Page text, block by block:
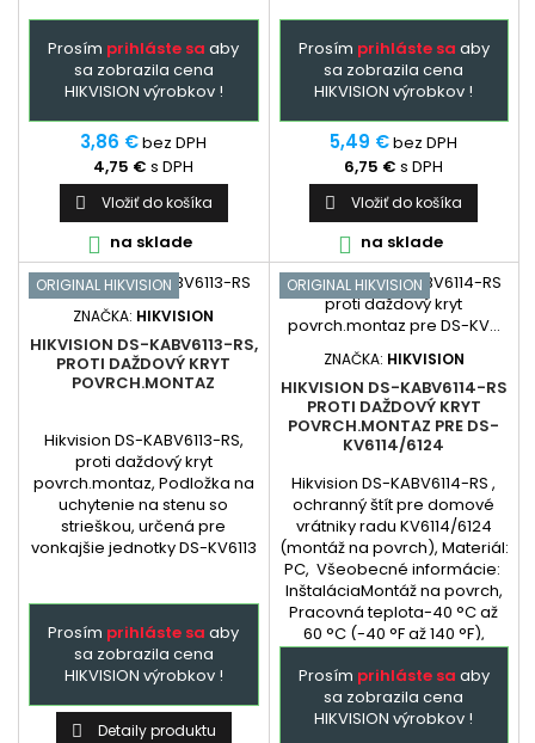
Prosím prihláste sa aby
sa zobrazila cena
HIKVISION výrobkov !
3,86 €bez DPH
4,75 € s DPH
 Vložiť do košíka
 na sklade
Prosím prihláste sa aby
sa zobrazila cena
HIKVISION výrobkov !
5,49 €bez DPH
6,75 € s DPH
 Vložiť do košíka
 na sklade
ORIGINAL HIKVISION
ZNAČKA: HIKVISION
HIKVISION DS-KABV6113-RS,
PROTI DAŽDOVÝ KRYT
POVRCH.MONTAZ
Hikvision DS-KABV6113-RS,
proti daždový kryt
povrch.montaz, Podložka na
uchytenie na stenu so
strieškou, určená pre
vonkajšie jednotky DS-KV6113
Prosím prihláste sa aby
sa zobrazila cena
HIKVISION výrobkov !
 Detaily produktu
ORIGINAL HIKVISION
ZNAČKA: HIKVISION
HIKVISION DS-KABV6114-RS
PROTI DAŽDOVÝ KRYT
POVRCH.MONTAZ PRE DS-
KV6114/6124
Hikvision DS-KABV6114-RS ,
ochranný štít pre domové
vrátniky radu KV6114/6124
(montáž na povrch), Materiál:
PC, Všeobecné informácie:
InštaláciaMontáž na povrch,
Pracovná teplota-40 °C až
60 °C (-40 °F až 140 °F),
Pracovná vlhkosť10 % až 95 %
(bez kondenzácie),
Rozmery (Š × V × H)194,49
mm × 84,62 mm × 47 mm
Prosím prihláste sa aby
sa zobrazila cena
HIKVISION výrobkov !